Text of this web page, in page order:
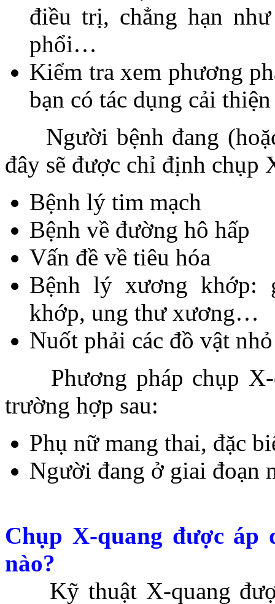
điều trị, chẳng hạn
phổi…
Kiểm tra xem phương
bạn có tác dụng cải
Người bệnh đang
đây sẽ được chỉ định chụp
Bệnh lý tim mạch
Bệnh về đường hô hấp
Vấn đề về tiêu hóa
Bệnh lý xương khớp:
khớp, ung thư xương…
Nuốt phải các đồ vật
Phương pháp chụp X-
trường hợp sau:
Phụ nữ mang thai, đặc
Người đang ở giai đoạn
Chụp X-quang được áp
nào?
Kỹ thuật X-quang